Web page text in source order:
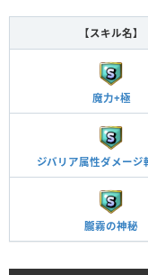
【スキル名】
魔力+極
ジバリア属性ダメージ
朧霧の神秘